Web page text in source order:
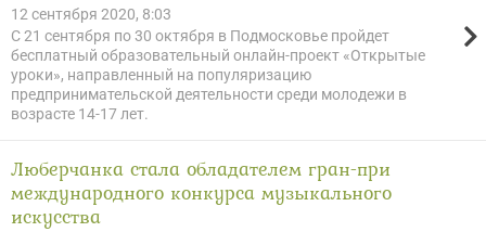
12 сентября 2020, 8:03
С 21 сентября по 30 октября в Подмосковье пройдет
бесплатный образовательный онлайн-проект «Открытые
уроки», направленный на популяризацию
предпринимательской деятельности среди молодежи в
возрасте 14-17 лет.
Люберчанка стала обладателем гран-при
международного конкурса музыкального
искусства